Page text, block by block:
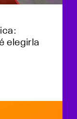
elegirla